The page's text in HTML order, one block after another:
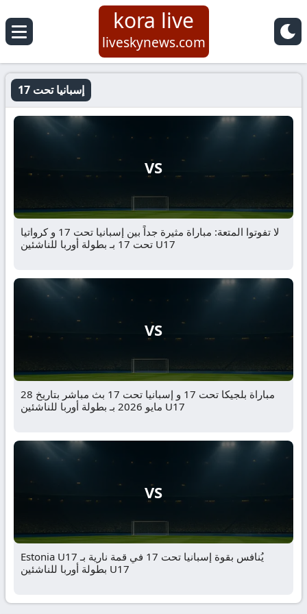
kora live
liveskynews.com
إسبانيا تحت 17
VS
لا تفوتوا المتعة: مباراة مثيرة جداً بين إسبانيا تحت 17 و كرواتيا
تحت 17 بـ بطولة أوربا للناشئين U17
VS
مباراة بلجيكا تحت 17 و إسبانيا تحت 17 بث مباشر بتاريخ 28
مايو 2026 بـ بطولة أوربا للناشئين U17
VS
Estonia U17 يُنافس بقوة إسبانيا تحت 17 في قمة نارية بـ
بطولة أوربا للناشئين U17